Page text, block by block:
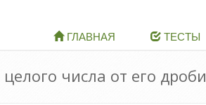
ГЛАВНАЯ ТЕСТЫ
числа от его дроби